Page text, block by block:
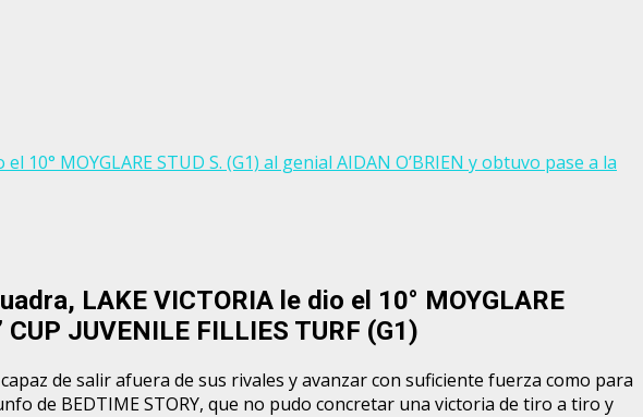
10° MOYGLARE STUD S. (G1) al genial AIDAN O’BRIEN y obtuvo pase a la
LAKE VICTORIA le dio el 10° MOYGLARE
JUVENILE FILLIES TURF (G1)
de salir afuera de sus rivales y avanzar con suficiente fuerza como para
de BEDTIME STORY, que no pudo concretar una victoria de tiro a tiro y